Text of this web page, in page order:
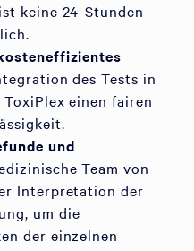
keine 24-Stunden-
des Tests in
einen fairen
und
Team von
Interpretation der
um die
der einzelnen